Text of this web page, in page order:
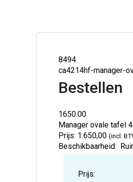
8494
ca4214hf-manager-
Bestellen
1650.00
Manager ovale tafel
Prijs: 1.650,00 (incl.
Beschikbaarheid:
Prijs: